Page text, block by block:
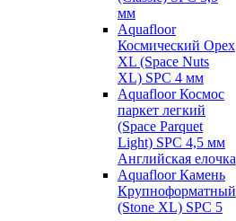
мм
Aquafloor
Космический Орех
XL (Space Nuts
XL) SPC 4 мм
Aquafloor Космос
паркет легкий
(Space Parquet
Light) SPC 4,5 мм
Английская елочка
Aquafloor Камень
Крупноформатный
(Stone XL) SPC 5